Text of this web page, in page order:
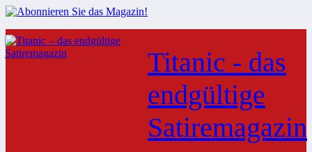
Zum
Inhalt
springen
Titanic - das
endgültige
Satiremagazin